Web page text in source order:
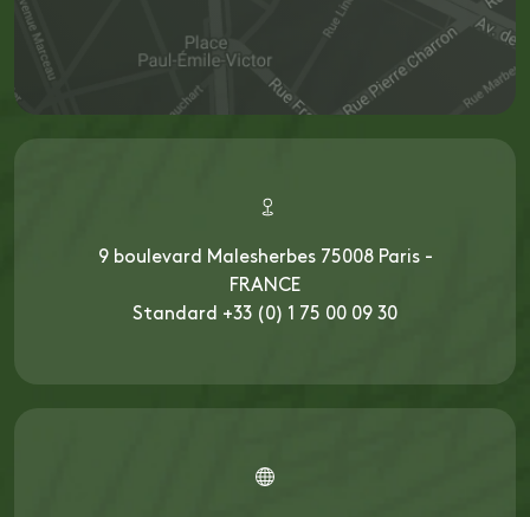
9 boulevard Malesherbes 75008 Paris -
FRANCE
Standard +33 (0) 1 75 00 09 30